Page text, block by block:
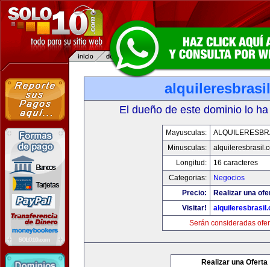
El dueño de este dominio lo
Mayusculas:
Minusculas:
Longitud:
16 caracteres
Categorias:
Negocios
Precio:
Realizar una
Visitar!
Serán consideradas
Realizar una Oferta